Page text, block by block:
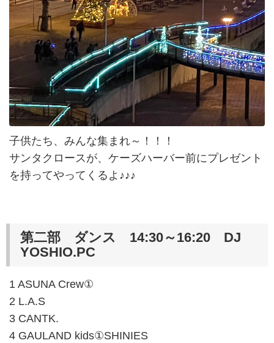
子供たち、みんな集まれ～！！！
サンタクロースが、ケーズハーバー前にプレゼント
を持ってやってくるよ♪♪♪
第二部 ダンス 14:30～16:20 DJ
YOSHIO.PC
1 ASUNA Crew①
2 L.A.S
3 CANTK.
4 GAULAND kids①SHINIES